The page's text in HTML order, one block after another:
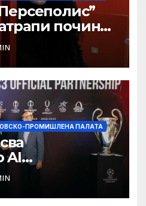
почина
години
ПРОМИШЛЕНА ПАЛАТА
AI
с Alibaba